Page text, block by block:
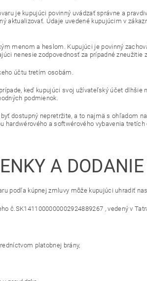
je kupujúci povinný uvádzať správne a
aktualizovať. Údaje uvedené kupujúcim v
menom a heslom. Kupujúci je povinný
nenesie zodpovednosť za prípadné
účtu tretím osobám.
keď kupujúci svoj užívateľský účet dlhšie
podmienok.
dostupný nepretržite, a to najmä s ohľadom
hardwérového a softwérového vybavenia tretích
A
podľa kúpnej zmluvy môže kupujúci uhradiť
č.SK1411000000002924889267 , vedený v
platobnej brány,